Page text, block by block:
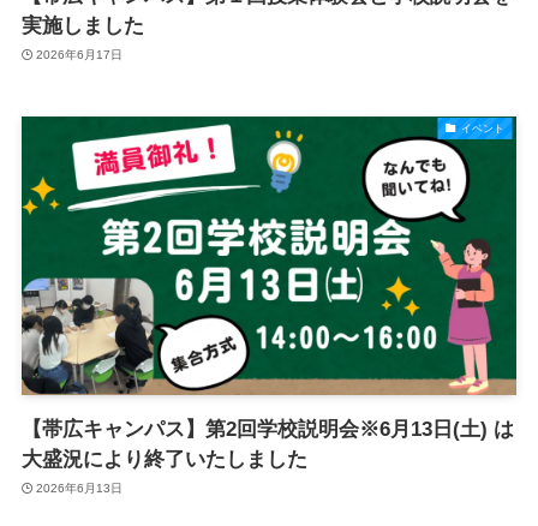
実施しました
2026年6月17日
イベント
【帯広キャンパス】第2回学校説明会※6月13日(土) は
大盛況により終了いたしました
2026年6月13日